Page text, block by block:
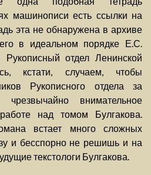
машинописи есть ссылки на
эта не обнаружена в архиве
в идеальном порядке Е.С.
отдел Ленинской
кстати, случаем, чтобы
Рукописного отдела за
внимательное
над томом Булгакова.
встает много сложных
и бесспорно не решишь и на
текстологи Булгакова.